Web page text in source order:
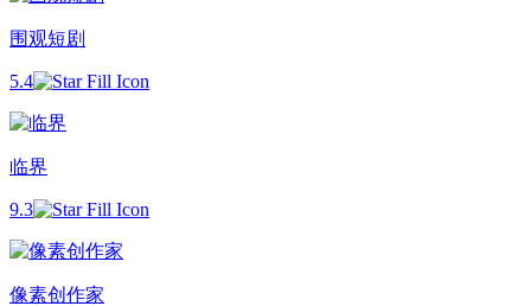
围观短剧
5.4
临界
9.3
像素创作家